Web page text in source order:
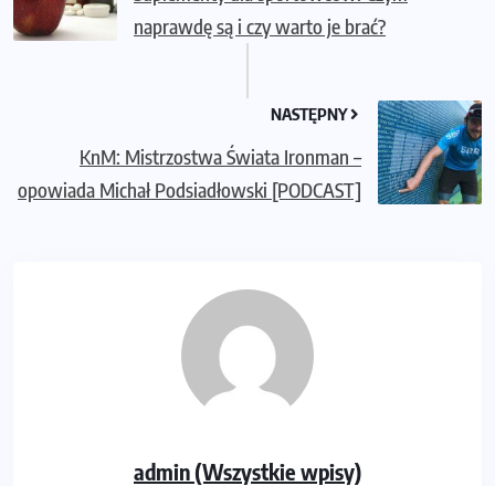
naprawdę są i czy warto je brać?
NASTĘPNY
KnM: Mistrzostwa Świata Ironman –
opowiada Michał Podsiadłowski [PODCAST]
admin (Wszystkie wpisy)